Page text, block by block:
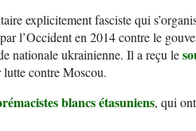
explicitement fasciste qui
l’Occident en 2014 contre le
nationale ukrainienne. Il a reçu le
lutte contre Moscou.
blancs étasuniens, qui ont